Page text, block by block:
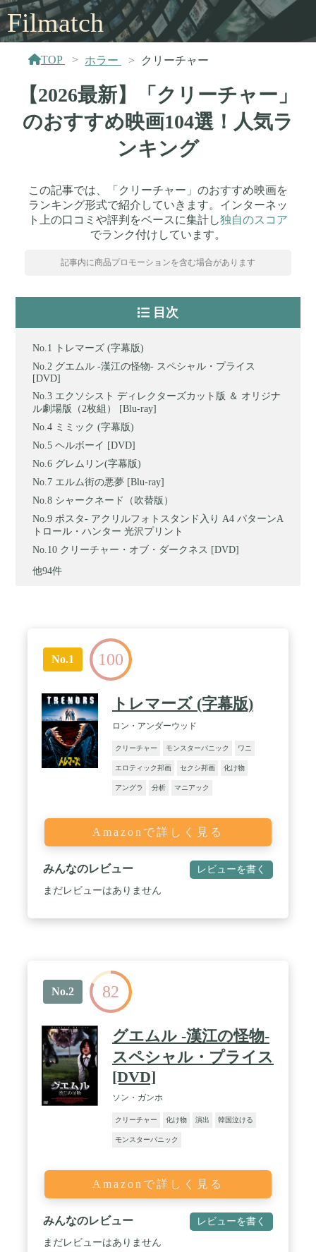
Filmatch
TOP ホラー クリーチャー
【2026最新】「クリーチャー」
のおすすめ映画104選！人気ラ
ンキング
この記事では、「クリーチャー」のおすすめ映画を
ランキング形式で紹介していきます。インターネッ
ト上の口コミや評判をベースに集計し独自のスコア
でランク付けしています。
記事内に商品プロモーションを含む場合があります
目次
トレマーズ (字幕版)
グエムル -漢江の怪物- スペシャル・プライス
[DVD]
エクソシスト ディレクターズカット版 ＆ オリジナ
ル劇場版（2枚組） [Blu-ray]
ミミック (字幕版)
ヘルボーイ [DVD]
グレムリン(字幕版)
エルム街の悪夢 [Blu-ray]
シャークネード（吹替版）
ポスタ- アクリルフォトスタンド入り A4 パターンA
トロール・ハンター 光沢プリント
クリーチャー・オブ・ダークネス [DVD]
他94件
No.1 100
トレマーズ (字幕版)
ロン・アンダーウッド
クリーチャー モンスターパニック ワニ
エロティック邦画 セクシ邦画 化け物
アングラ 分析 マニアック
Amazonで詳しく見る
みんなのレビュー レビューを書く
まだレビューはありません
No.2 82
グエムル -漢江の怪物-
スペシャル・プライス
[DVD]
ソン・ガンホ
クリーチャー 化け物 演出 韓国泣ける
モンスターパニック
Amazonで詳しく見る
みんなのレビュー レビューを書く
まだレビューはありません